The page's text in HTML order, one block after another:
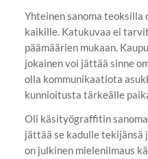
Yhteinen sanoma teoksilla
kaikille. Katukuvaa ei
päämäärien mukaan.
jokainen voi jättää sinne
olla kommunikaatiota
kunnioitusta tärkeälle
Oli käsityögraffitin
jättää se kadulle tekijänsä
on julkinen mielenilmaus